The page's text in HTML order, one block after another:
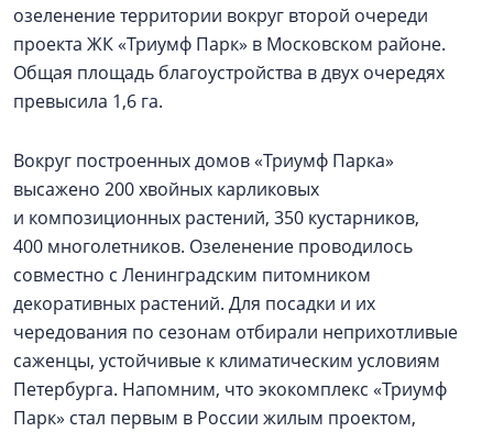
озеленение территории вокруг второй очереди
проекта ЖК «Триумф Парк» в Московском районе.
Общая площадь благоустройства в двух очередях
превысила 1,6 га.
Вокруг построенных домов «Триумф Парка»
высажено 200 хвойных карликовых
и композиционных растений, 350 кустарников,
400 многолетников. Озеленение проводилось
совместно с Ленинградским питомником
декоративных растений. Для посадки и их
чередования по сезонам отбирали неприхотливые
саженцы, устойчивые к климатическим условиям
Петербурга. Напомним, что экокомплекс «Триумф
Парк» стал первым в России жилым проектом,